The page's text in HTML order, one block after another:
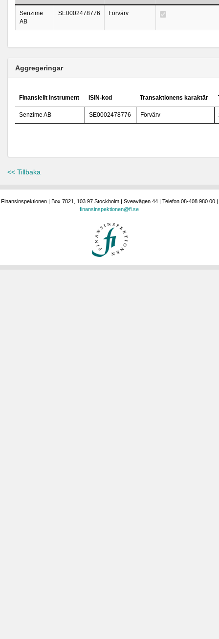
Senzime
AB
SE0002478776 Förvärv
Aggregeringar
Finansiellt instrument ISIN-kod Transaktionens karaktär
Senzime AB SE0002478776 Förvärv
<< Tillbaka
Finansinspektionen | Box 7821, 103 97 Stockholm | Sveavägen 44 | Telefon 08-408 980 00 |
finansinspektionen@fi.se